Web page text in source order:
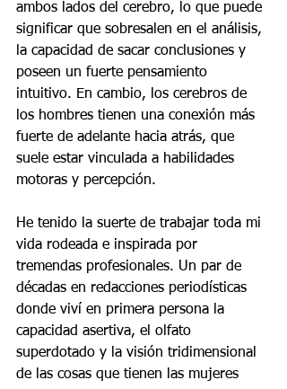
ambos lados del cerebro, lo que puede
significar que sobresalen en el análisis,
la capacidad de sacar conclusiones y
poseen un fuerte pensamiento
intuitivo. En cambio, los cerebros de
los hombres tienen una conexión más
fuerte de adelante hacia atrás, que
suele estar vinculada a habilidades
motoras y percepción.
He tenido la suerte de trabajar toda mi
vida rodeada e inspirada por
tremendas profesionales. Un par de
décadas en redacciones periodísticas
donde viví en primera persona la
capacidad asertiva, el olfato
superdotado y la visión tridimensional
de las cosas que tienen las mujeres